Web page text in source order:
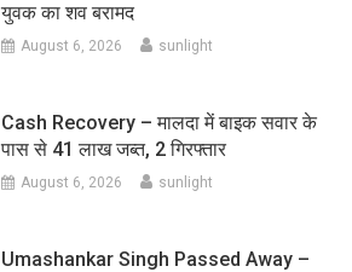
युवक का शव बरामद
August 6, 2026 sunlight
Cash Recovery – मालदा में बाइक सवार के
पास से 41 लाख जब्त, 2 गिरफ्तार
August 6, 2026 sunlight
Umashankar Singh Passed Away –